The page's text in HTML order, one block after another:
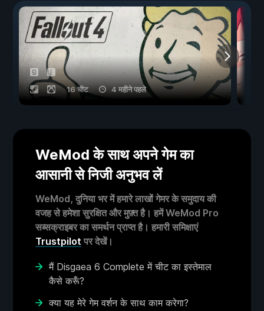
16 चीट 4 महीने पहले
WeMod के साथ अपने गेम का
आसानी से निजी अनुभव लें
WeMod, दुनिया भर में हमारे लाखों गेमर के समुदाय की
वजह से हमेशा सुरक्षित और मुफ़्त है। हमें WeMod Pro
सब्सक्राइबर का समर्थन प्राप्त है। हमारी समिक्षाएं
Trustpilot पर देखें।
मैं Disgaea 6 Complete में चीट का इस्तेमाल
कैसे करूँ?
क्या यह मेरे गेम वर्शन के साथ काम करेगा?